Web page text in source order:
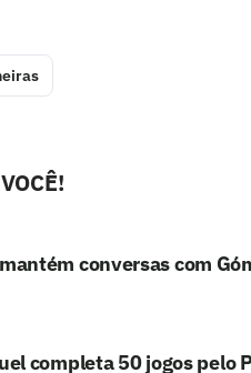
conversas com
completa 50 jogos pelo